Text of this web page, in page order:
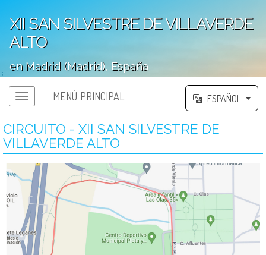
XII SAN SILVESTRE DE VILLAVERDE
ALTO
en Madrid (Madrid), España
';
MENÚ PRINCIPAL ESPAÑOL
CIRCUITO - XII SAN SILVESTRE DE
VILLAVERDE ALTO